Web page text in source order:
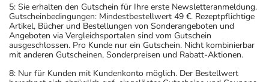
5: Sie erhalten den Gutschein für Ihre erste Newsletteranmeldung.
Gutscheinbedingungen: Mindestbestellwert 49 €. Rezeptpflichtige
Artikel, Bücher und Bestellungen von Sonderangeboten und
Angeboten via Vergleichsportalen sind vom Gutschein
ausgeschlossen. Pro Kunde nur ein Gutschein. Nicht kombinierbar
mit anderen Gutscheinen, Sonderpreisen und Rabatt-Aktionen.
8: Nur für Kunden mit Kundenkonto möglich. Der Bestellwert